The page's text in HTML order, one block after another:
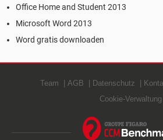
Office Home and Student 2013
Microsoft Word 2013
Word gratis downloaden
Team AGB Datenschutz
Cookie-Verwaltung